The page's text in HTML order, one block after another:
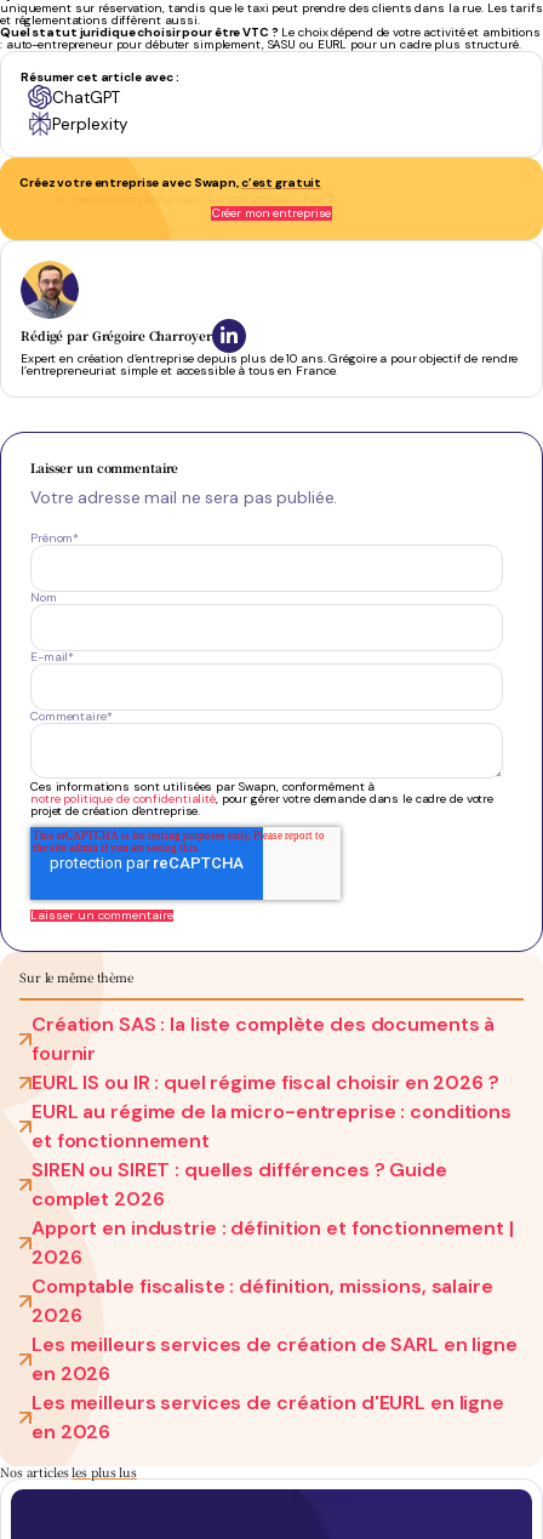
uniquement sur réservation, tandis que le taxi peut prendre des clients dans la rue. Les tarifs
et réglementations diffèrent aussi.
Quel statut juridique choisir pour être VTC ? Le choix dépend de votre activité et ambitions
: auto-entrepreneur pour débuter simplement, SASU ou EURL pour un cadre plus structuré.
Résumer cet article avec :
ChatGPT
Perplexity
Créez votre entreprise avec Swapn,c’est gratuit
Créer mon entreprise
Rédigé par Grégoire Charroyer
Expert en création d’entreprise depuis plus de 10 ans. Grégoire a pour objectif de rendre
l’entrepreneuriat simple et accessible à tous en France.
Laisser un commentaire
Votre adresse mail ne sera pas publiée.
Prénom*
Nom
E-mail*
Commentaire*
Ces informations sont utilisées par Swapn, conformément à
notre politique de confidentialité, pour gérer votre demande dans le cadre de votre
projet de création d'entreprise.
Sur le même thème
Création SAS : la liste complète des documents à
fournir
EURL IS ou IR : quel régime fiscal choisir en 2026 ?
EURL au régime de la micro-entreprise : conditions
et fonctionnement
SIREN ou SIRET : quelles différences ? Guide
complet 2026
Apport en industrie : définition et fonctionnement |
2026
Comptable fiscaliste : définition, missions, salaire
2026
Les meilleurs services de création de SARL en ligne
en 2026
Les meilleurs services de création d'EURL en ligne
en 2026
Nos articlesles plus lus